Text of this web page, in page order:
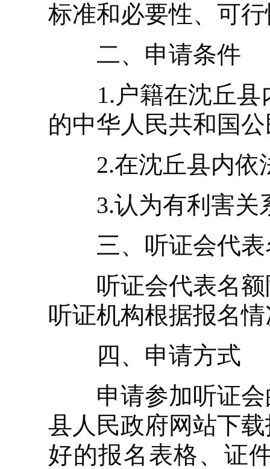
标准和必要性、可
二、申请条件
1.户籍在沈丘县
的中华人民共和国
2.在沈丘县内依
3.认为有利害关
三、听证会代表
听证会代表名额
听证机构根据报名
四、申请方式
申请参加听证会
县人民政府网站下
好的报名表格、证